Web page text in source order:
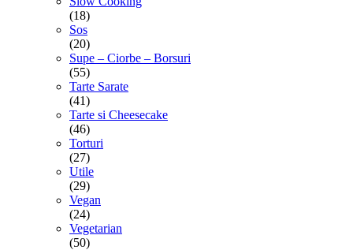
(18)
Sos
(20)
Supe – Ciorbe – Borsuri
(55)
Tarte Sarate
(41)
Tarte si Cheesecake
(46)
Torturi
(27)
Utile
(29)
Vegan
(24)
Vegetarian
(50)